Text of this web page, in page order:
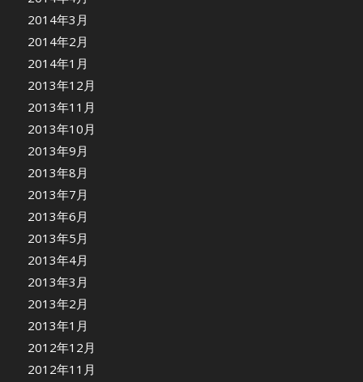
2014年3月
2014年2月
2014年1月
2013年12月
2013年11月
2013年10月
2013年9月
2013年8月
2013年7月
2013年6月
2013年5月
2013年4月
2013年3月
2013年2月
2013年1月
2012年12月
2012年11月